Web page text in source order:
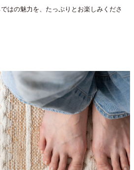
はの魅力を、たっぷりとお楽しみくださ